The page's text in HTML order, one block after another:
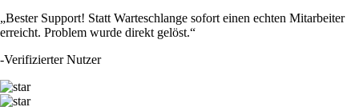
„Bester Support! Statt Warteschlange sofort einen echten Mitarbeiter
erreicht. Problem wurde direkt gelöst.“
-Verifizierter Nutzer